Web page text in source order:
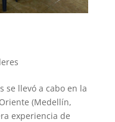
se llevó a cabo en la
(Medellín,
experiencia de